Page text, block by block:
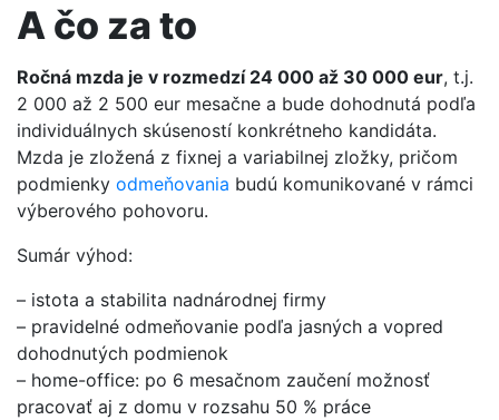
A čo za to
Ročná mzda je v rozmedzí 24 000 až 30 000 eur, t.j.
2 000 až 2 500 eur mesačne a bude dohodnutá podľa
individuálnych skúseností konkrétneho kandidáta.
Mzda je zložená z fixnej a variabilnej zložky, pričom
podmienky odmeňovania budú komunikované v rámci
výberového pohovoru.
Sumár výhod:
– istota a stabilita nadnárodnej firmy
– pravidelné odmeňovanie podľa jasných a vopred
dohodnutých podmienok
– home-office: po 6 mesačnom zaučení možnosť
pracovať aj z domu v rozsahu 50 % práce